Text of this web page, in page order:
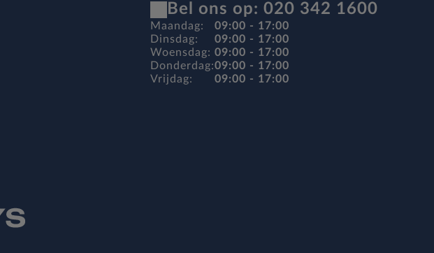
Bel ons op: 020 342 1600
Maandag:
Dinsdag:
Woensdag:
Donderdag:
Vrijdag:
09:00 - 17:00
09:00 - 17:00
09:00 - 17:00
09:00 - 17:00
09:00 - 17:00